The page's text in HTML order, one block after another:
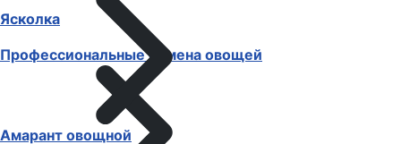
Ясколка
Профессиональные семена овощей
Амарант овощной